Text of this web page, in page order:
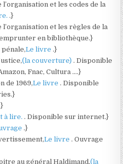
et les codes de la
.}
et les règles de la
en bibliothèque.}
pénale,Le livre.}
(la couverture). Disponible
Fnac, Cultura ….}
de 1969,Le livre. Disponible
à lire.. Disponible sur internet.}
.}
Le livre. Ouvrage
au général Haldimand,(la